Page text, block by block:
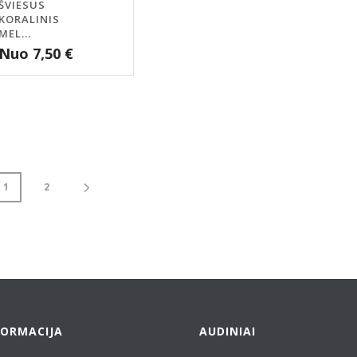
7,50 €
1 2
AUDINIAI